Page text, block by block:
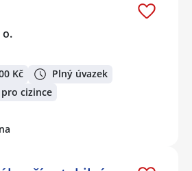
o.
Kč
Plný úvazek
cizince